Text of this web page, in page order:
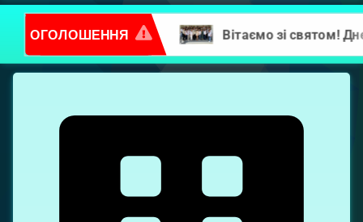
ОГОЛОШЕННЯ Повідомлення про надання послуг
Лук’яненка,